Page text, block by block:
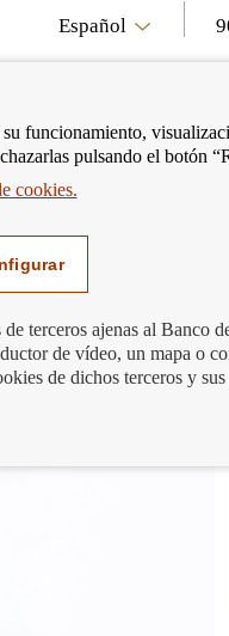
Español
funcionamiento,
pulsando el botón
cookies.
terceros ajenas al Banco
de vídeo, un mapa o
de dichos terceros y